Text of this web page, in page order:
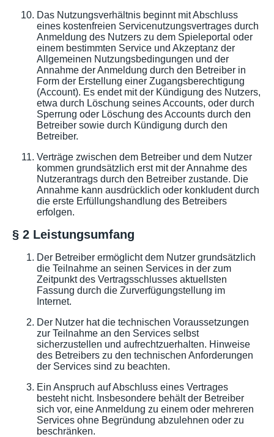
Das Nutzungsverhältnis beginnt mit Abschluss
eines kostenfreien Servicenutzungsvertrages durch
Anmeldung des Nutzers zu dem Spieleportal oder
einem bestimmten Service und Akzeptanz der
Allgemeinen Nutzungsbedingungen und der
Annahme der Anmeldung durch den Betreiber in
Form der Erstellung einer Zugangsberechtigung
(Account). Es endet mit der Kündigung des Nutzers,
etwa durch Löschung seines Accounts, oder durch
Sperrung oder Löschung des Accounts durch den
Betreiber sowie durch Kündigung durch den
Betreiber.
Verträge zwischen dem Betreiber und dem Nutzer
kommen grundsätzlich erst mit der Annahme des
Nutzerantrags durch den Betreiber zustande. Die
Annahme kann ausdrücklich oder konkludent durch
die erste Erfüllungshandlung des Betreibers
erfolgen.
§ 2 Leistungsumfang
Der Betreiber ermöglicht dem Nutzer grundsätzlich
die Teilnahme an seinen Services in der zum
Zeitpunkt des Vertragsschlusses aktuellsten
Fassung durch die Zurverfügungstellung im
Internet.
Der Nutzer hat die technischen Voraussetzungen
zur Teilnahme an den Services selbst
sicherzustellen und aufrechtzuerhalten. Hinweise
des Betreibers zu den technischen Anforderungen
der Services sind zu beachten.
Ein Anspruch auf Abschluss eines Vertrages
besteht nicht. Insbesondere behält der Betreiber
sich vor, eine Anmeldung zu einem oder mehreren
Services ohne Begründung abzulehnen oder zu
beschränken.